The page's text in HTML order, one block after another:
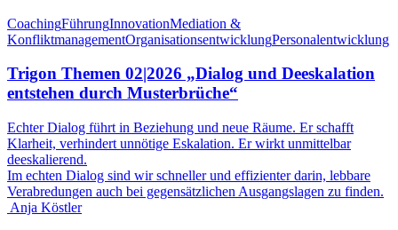
CoachingFührungInnovationMediation &
KonfliktmanagementOrganisationsentwicklungPersonalentwicklung
Trigon Themen 02|2026 „Dialog und Deeskalation
entstehen durch Musterbrüche“
Echter Dialog führt in Beziehung und neue Räume. Er schafft
Klarheit, verhindert unnötige Eskalation. Er wirkt unmittelbar
deeskalierend.
Im echten Dialog sind wir schneller und effizienter darin, lebbare
Verabredungen auch bei gegensätzlichen Ausgangslagen zu finden.
Anja Köstler